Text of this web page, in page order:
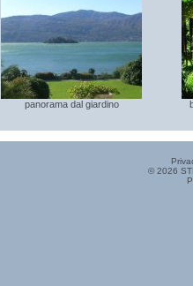
panorama dal giardino
© 2026